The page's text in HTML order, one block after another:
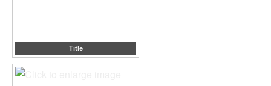
Title